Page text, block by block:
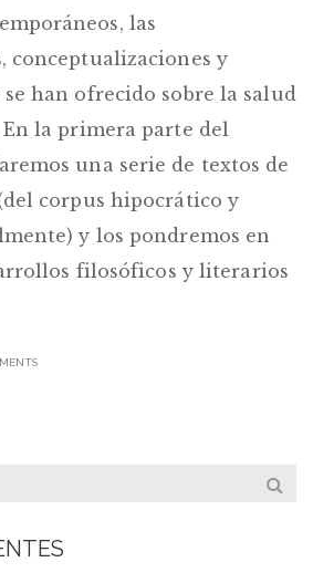
las
conceptualizaciones y
han ofrecido sobre la salud
la primera parte del
una serie de textos de
corpus hipocrático y
y los pondremos en
filosóficos y literarios